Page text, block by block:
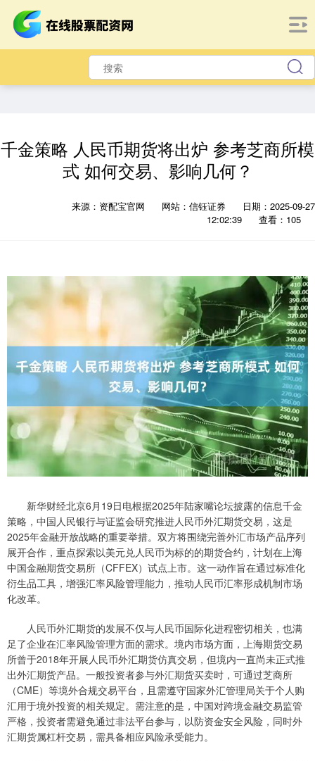
千金策略 人民币期货将出炉 参考芝商所模
式 如何交易、影响几何？
来源：资配宝官网 网站：信钰证券
日期：2025-09-27
12:02:39
查看：105
新华财经北京6月19日电根据2025年陆家嘴论坛披露的信息千金
策略，中国人民银行与证监会研究推进人民币外汇期货交易，这是
2025年金融开放战略的重要举措。双方将围绕完善外汇市场产品序列
展开合作，重点探索以美元兑人民币为标的的期货合约，计划在上海
中国金融期货交易所（CFFEX）试点上市。这一动作旨在通过标准化
衍生品工具，增强汇率风险管理能力，推动人民币汇率形成机制市场
化改革。
人民币外汇期货的发展不仅与人民币国际化进程密切相关，也满
足了企业在汇率风险管理方面的需求。境内市场方面，上海期货交易
所曾于2018年开展人民币外汇期货仿真交易，但境内一直尚未正式推
出外汇期货产品。一般投资者参与外汇期货买卖时，可通过芝商所
（CME）等境外合规交易平台，且需遵守国家外汇管理局关于个人购
汇用于境外投资的相关规定。需注意的是，中国对跨境金融交易监管
严格，投资者需避免通过非法平台参与，以防资金安全风险，同时外
汇期货属杠杆交易，需具备相应风险承受能力。